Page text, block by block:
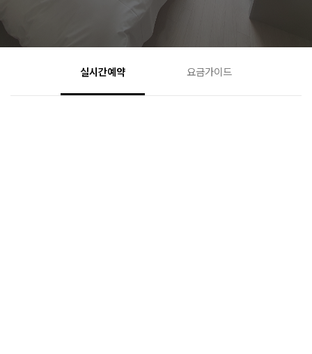
실시간예약 요금가이드